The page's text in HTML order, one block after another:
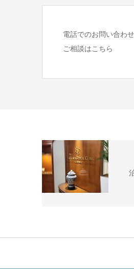
電話でのお問い合わせ
ご相談はこちら